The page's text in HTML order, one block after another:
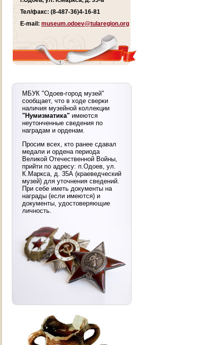
Тел/факс: (8-487-36)4-16-81
E-mail: museum.odoev@tularegion.org
МБУК "Одоев-город музей"
сообщает, что в ходе сверки
наличия музейной коллекции
"Нумизматика" имеются
неутонченные сведения по
наградам и орденам.
Просим всех, кто ранее сдавал
медали и ордена периода
Великой Отечественной Войны,
прийти по адресу: п.Одоев, ул.
К.Маркса, д. 35А (краеведческий
музей) для уточнения сведений.
При себе иметь документы на
награды (если имеются) и
документы, удостоверяющие
личность.